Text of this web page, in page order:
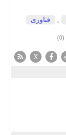
فناوری
(0)
X